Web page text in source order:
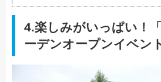
4.楽しみがいっぱい！
ーデンオープンイベン